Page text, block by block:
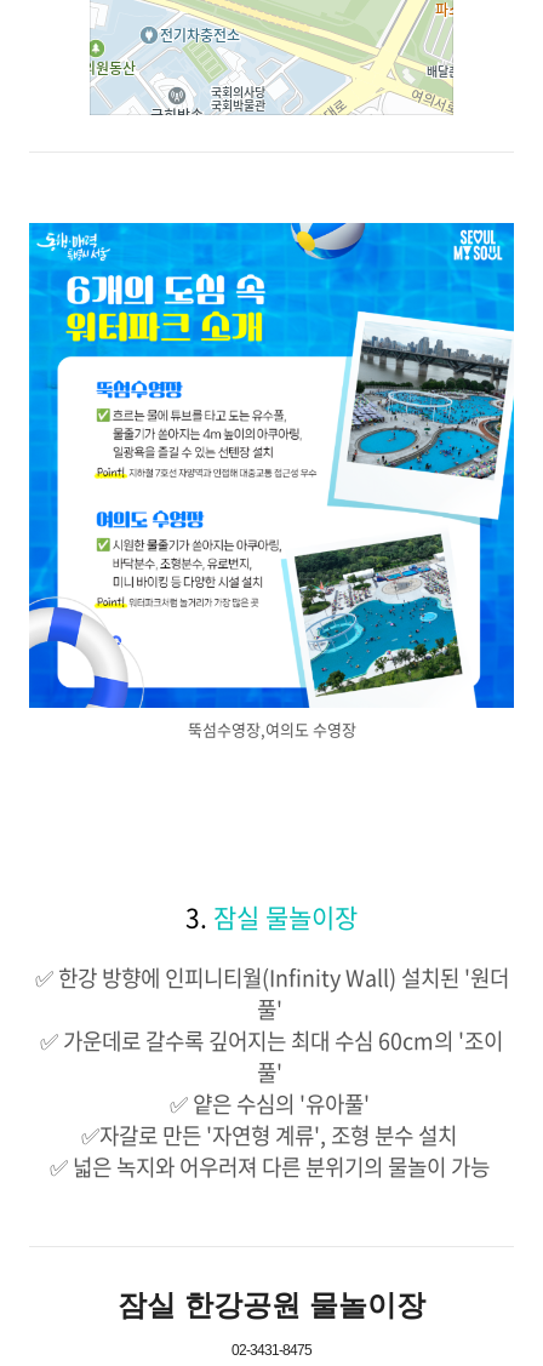
뚝섬수영장,여의도 수영장
3. 잠실 물놀이장
✅ 한강 방향에 인피니티월(Infinity Wall) 설치된 '원더
풀' ​
✅ 가운데로 갈수록 깊어지는 최대 수심 60cm의 '조이
풀' ​
✅ 얕은 수심의 '유아풀' ​
✅자갈로 만든 '자연형 계류', 조형 분수 설치 ​
✅ 넓은 녹지와 어우러져 다른 분위기의 물놀이 가능 ​